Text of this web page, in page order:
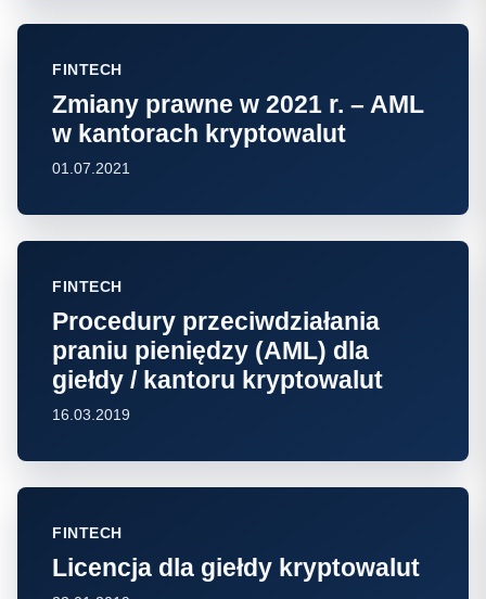
FINTECH
Zmiany prawne w 2021 r. – AML
w kantorach kryptowalut
01.07.2021
FINTECH
Procedury przeciwdziałania
praniu pieniędzy (AML) dla
giełdy / kantoru kryptowalut
16.03.2019
FINTECH
Licencja dla giełdy kryptowalut